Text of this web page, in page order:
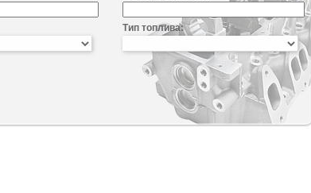
Тип топлива: